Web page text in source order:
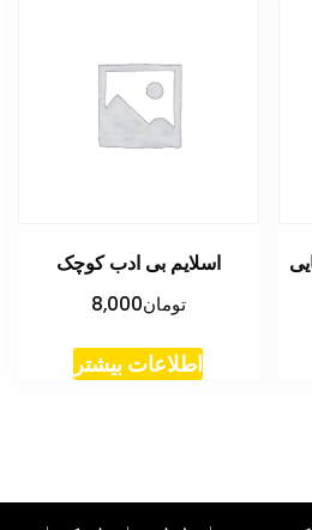
اسلایم بی ادب کوچک
تومان8,000
اطلاعات بیشتر